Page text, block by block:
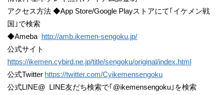
アクセス方法 ◆App Store/Google Playストアにて｢イケメン戦
国｣で検索
◆Ameba http://amb.ikemen-sengoku.jp/
公式サイト
https://ikemen.cybird.ne.jp/title/sengoku/original/index.html
公式Twitter https://twitter.com/Cyikemensengoku
公式LINE@ LINE友だち検索で｢@ikemensengoku｣を検索